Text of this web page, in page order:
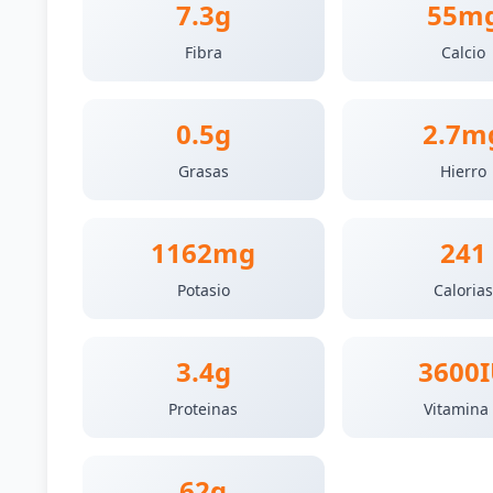
7.3g
Fibra Calcio
0.5g
Grasas Hierro
1162mg
Potasio
241
Calorias
3.4g
Proteinas Vitamina